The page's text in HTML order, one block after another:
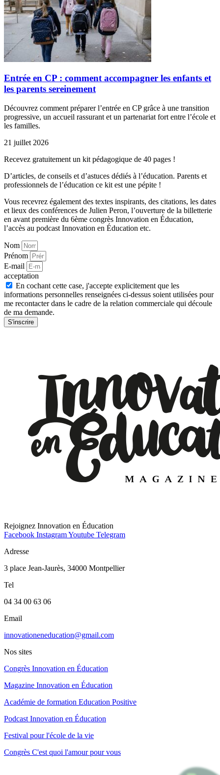
Entrée en CP : comment accompagner les enfants et
les parents sereinement
Découvrez comment préparer l’entrée en CP grâce à une transition
progressive, un accueil rassurant et un partenariat fort entre l’école et
les familles.
21 juillet 2026
Recevez gratuitement un kit pédagogique de 40 pages !
D’articles, de conseils et d’astuces dédiés à l’éducation. Parents et
professionnels de l’éducation ce kit est une pépite !
Vous recevrez également des textes inspirants, des citations, les dates
et lieux des conférences de Julien Peron, l’ouverture de la billetterie
en avant première du 6ème congrès Innovation en Éducation,
l’accès au podcast Innovation en Éducation etc.
Nom
Prénom
E-mail
acceptation
En cochant cette case, j'accepte explicitement que les
informations personnelles renseignées ci-dessus soient utilisées pour
me recontacter dans le cadre de la relation commerciale qui découle
de ma demande.
S'inscrire
Rejoignez Innovation en Éducation
Facebook InstagramYoutube Telegram
Adresse
3 place Jean-Jaurès, 34000 Montpellier
Tel
04 34 00 63 06
Email
innovationeneducation@gmail.com
Nos sites
Congrès Innovation en Éducation
Magazine Innovation en Éducation
Académie de formation Education Positive
Podcast Innovation en Éducation
Festival pour l'école de la vie
Congrès C'est quoi l'amour pour vous